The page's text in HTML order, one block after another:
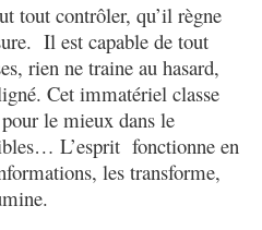
tout contrôler, qu’il règne
Il est capable de tout
rien ne traine au hasard,
Cet immatériel classe
le mieux dans le
L’esprit fonctionne en
les transforme,